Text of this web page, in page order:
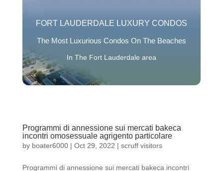
FORT LAUDERDALE LUXURY CONDOS
The Most Luxurious Condos On The Beaches
In The Fort Lauderdale area
Programmi di annessione sui mercati bakeca
incontri omosessuale agrigento particolare
by boater6000| Oct 29, 2022 | scruff visitors
Programmi di annessione sui mercati bakeca incontri